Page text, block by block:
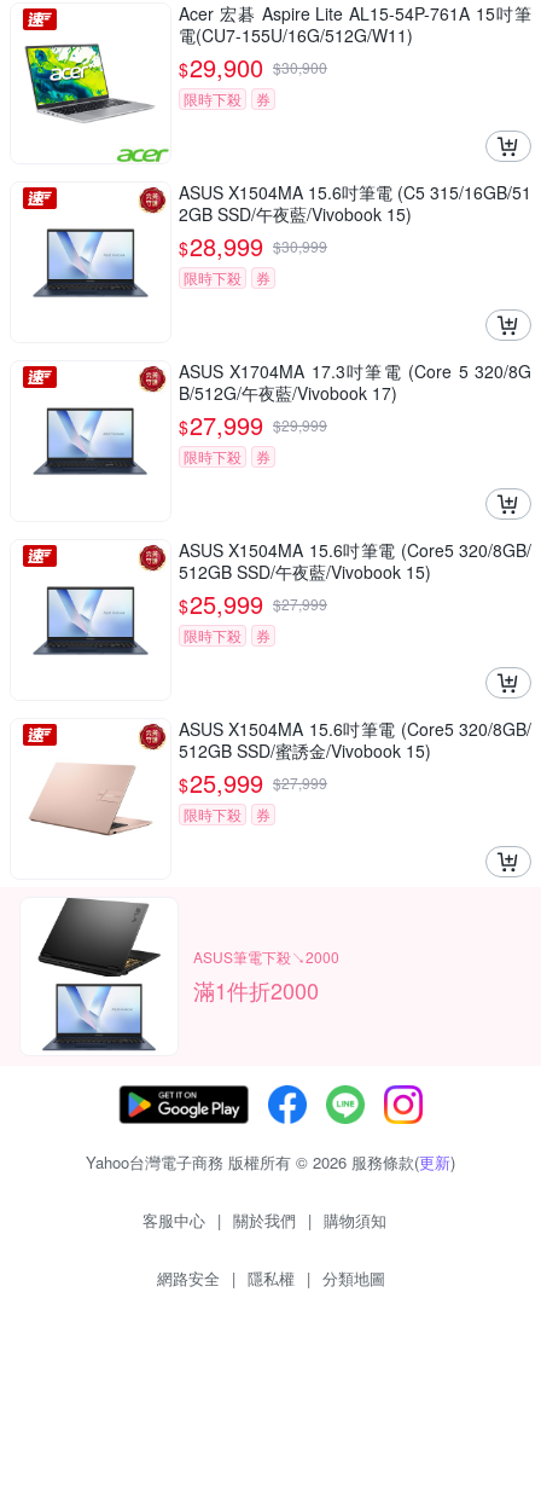
Acer 宏碁 Aspire Lite AL15-54P-761A 15吋筆
電(CU7-155U/16G/512G/W11)
$29,900 $30,900
限時下殺
券
ASUS X1504MA 15.6吋筆電 (C5 315/16GB/51
2GB SSD/午夜藍/Vivobook 15)
$28,999 $30,999
限時下殺
券
ASUS X1704MA 17.3吋筆電 (Core 5 320/8G
B/512G/午夜藍/Vivobook 17)
$27,999 $29,999
限時下殺
券
ASUS X1504MA 15.6吋筆電 (Core5 320/8GB/
512GB SSD/午夜藍/Vivobook 15)
$25,999 $27,999
限時下殺
券
ASUS X1504MA 15.6吋筆電 (Core5 320/8GB/
512GB SSD/蜜誘金/Vivobook 15)
$25,999 $27,999
限時下殺
券
ASUS筆電下殺↘2000
滿1件折2000
Yahoo台灣電子商務 版權所有 © 2026 服務條款(更新)
客服中心 | 關於我們 | 購物須知
網路安全 | 隱私權 | 分類地圖